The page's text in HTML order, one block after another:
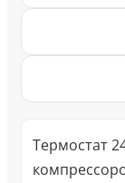
Термостат